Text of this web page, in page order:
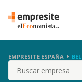
EMPRESITE ESPAÑA
Buscar